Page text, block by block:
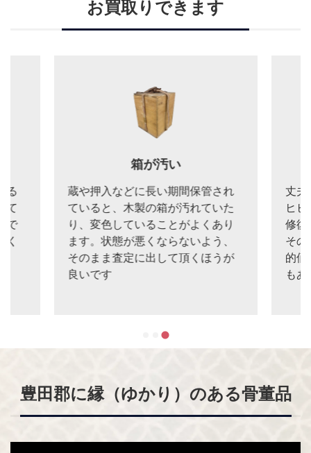
お買取りできます
る
て
で
く
箱が汚い
蔵や押入などに長い期間保管され
ていると、木製の箱が汚れていた
り、変色していることがよくあり
ます。状態が悪くならないよう、
そのまま査定に出して頂くほうが
良いです
丈夫
ヒ
修復
その
的価
もあ
豊田郡に縁（ゆかり）のある骨董品